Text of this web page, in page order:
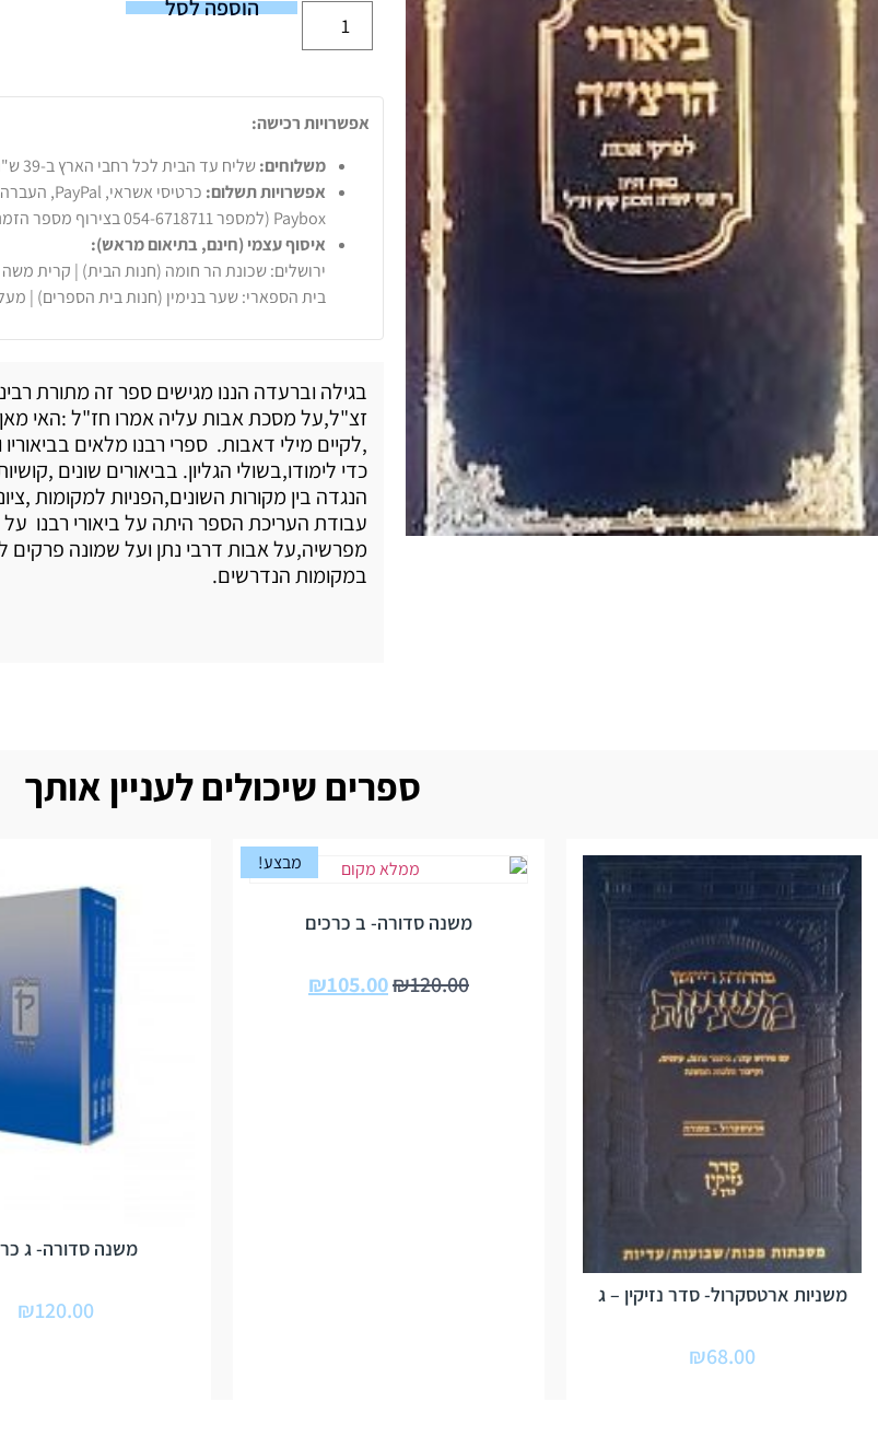
הוספה לסל
אפשרויות רכישה:
משלוחים:שליח עד הבית לכל רחבי הארץ ב-39 ש"ח (עבור חבילות עד 20 ק"ג).
אפשרויות תשלום:
Paybox (למספר 054-6718711 בצירוף מספר הזמנה).
איסוף עצמי (חינם, בתיאום מראש):
ירושלים: שכונת הר חומה (חנות הבית) | קרית משה
בית הספארי: שער בנימין (חנות בית הספרים) |
בגילה וברעדה הננו מגישים ספר זה מתורת
זצ"ל,על מסכת אבות עליה אמרו חז"ל :האי
,לקיים מילי דאבות. ספרי רבנו מלאים
כדי לימודו,בשולי הגליון. בביאורים שונים
הנגדה בין מקורות השונים,הפניות למקומות
עבודת העריכת הספר היתה על ביאורי רבנו
מפרשיה,על אבות דרבי נתן ועל שמונה
במקומות הנדרשים.
ספרים שיכולים לעניין אותך
משניות ארטסקרול- סדר נזיקין – ג
₪68.00
מבצע!
משנה סדורה- ב כרכים
₪120.00
₪105.00
משנה סדורה- ג
₪120.00